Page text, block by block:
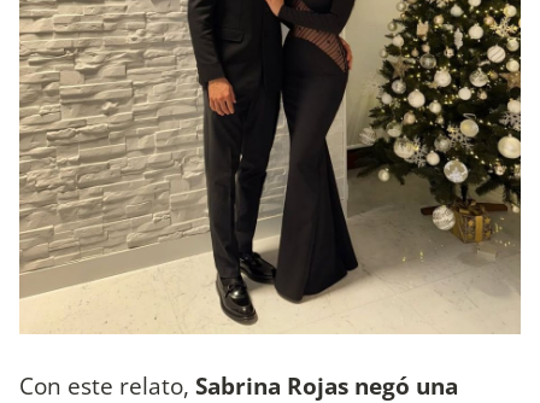
Con este relato, Sabrina Rojas negó una